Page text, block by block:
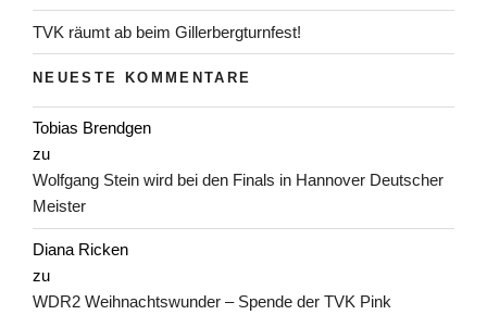
TVK räumt ab beim Gillerbergturnfest!
NEUESTE KOMMENTARE
Tobias Brendgen
zu
Wolfgang Stein wird bei den Finals in Hannover Deutscher
Meister
Diana Ricken
zu
WDR2 Weihnachtswunder – Spende der TVK Pink